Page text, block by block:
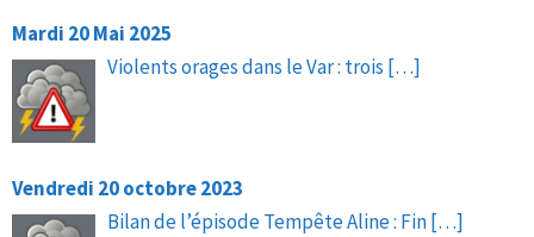
Mardi 20 Mai 2025
Violents orages dans le Var : trois […]
Vendredi 20 octobre 2023
Bilan de l’épisode Tempête Aline : Fin[…]